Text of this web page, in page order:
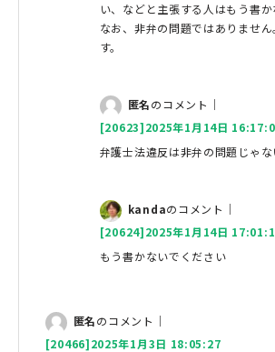
い、などと主張する人はもう書
なお、非弁の問題ではありませ
す。
匿名のコメント｜
[20623]2025年1月14日
弁護士法違反は非弁の問題じゃな
kandaのコメント｜
[20624]2025年1月14日
もう書かないでください
匿名のコメント｜
[20466]2025年1月3日 18:05:27